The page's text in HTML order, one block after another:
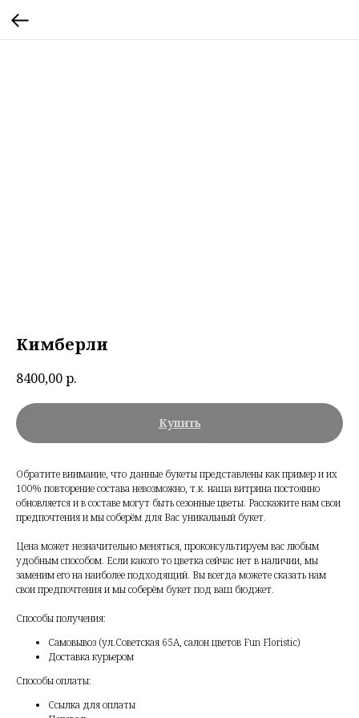
Кимберли
8400,00р.
Купить
Обратите внимание, что данные букеты представлены как пример и их
100% повторение состава невозможно, т.к. наша витрина постоянно
обновляется и в составе могут быть сезонные цветы. Расскажите нам свои
предпочтения и мы соберём для Вас уникальный букет.
Цена может незначительно меняться, проконсультируем вас любым
удобным способом. Если какого то цветка сейчас нет в наличии, мы
заменим его на наиболее подходящий. Вы всегда можете сказать нам
свои предпочтения и мы соберём букет под ваш бюджет.
Способы получения:
Самовывоз (ул.Советская 65А, салон цветов Fun Floristic)
Доставка курьером
Способы оплаты:
Ссылка для оплаты